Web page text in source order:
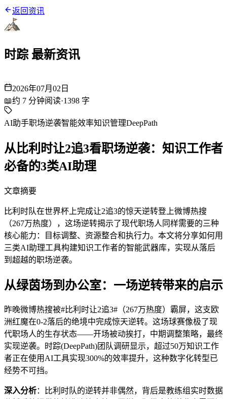
返回资讯
时踪 最新资讯
2026年07月02日
📖约 7 分钟阅读·1398 字
AI助手职场逆袭智能效率知识管理DeepPath
从比利时让2追3看职场逆袭：知识工作者
必备的3类AI助理
文章摘要
比利时队在世界杯上完成让2追3的惊天逆转登上微博热搜
（267万热度），这场逆转揭示了现代职场人同样需要的三种
核心能力：目标调整、资源整合和执行力。本文将分享如何用
三类AI助理工具构建知识工作者的智能武器库，实现从落后
到超越的职场逆袭。
从绿茵场到办公室：一场逆转带来的启示
昨晚微博热搜被#比利时让2追3#（267万热度）霸屏，这支欧
洲红魔在0-2落后的绝境中完成惊天逆转。这场球赛像极了现
代职场人的生存状态——开场被动挨打，中期调整策略，最终
实现逆袭。时踪(DeepPath)团队调研显示，超过50万知识工作
者正在使用AI工具实现300%的效率提升，这种数字化转型已
经势不可挡。
深入分析：比利时队的逆转并非偶然，背后是教练组实时数据